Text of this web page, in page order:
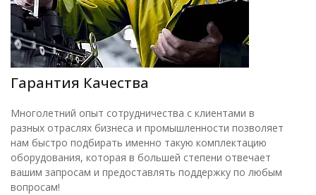
Гарантия Качества
Многолетний опыт сотрудничества с клиентами в
разных отраслях бизнеса и промышленности позволяет
нам быстро подбирать именно такую комплектацию
оборудования, которая в большей степени отвечает
вашим запросам и предоставлять поддержку по любым
вопросам!